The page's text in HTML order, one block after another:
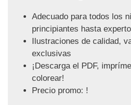
Adecuado para todos los
principiantes hasta
Ilustraciones de calidad,
exclusivas
¡Descarga el PDF,
colorear!
Precio promo: !